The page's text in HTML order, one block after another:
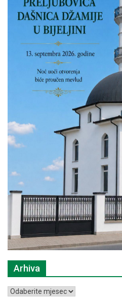
Arhiva
Arhiva